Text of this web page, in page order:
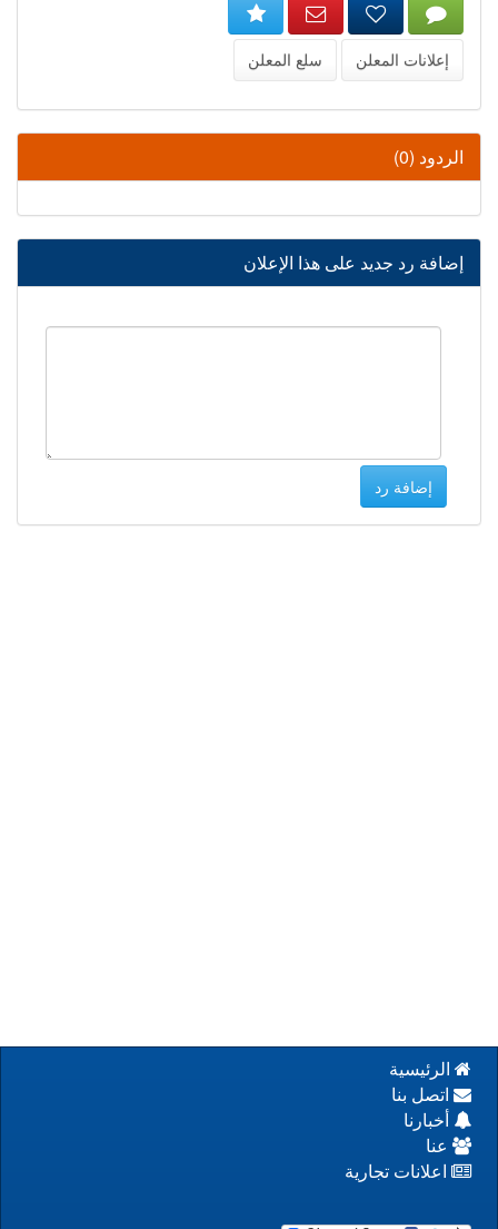
إعلانات المعلن سلع المعلن
الردود (0)
إضافة رد جديد على هذا الإعلان
إضافة رد
الرئيسية
اتصل بنا
أخبارنا
عنا
اعلانات تجارية